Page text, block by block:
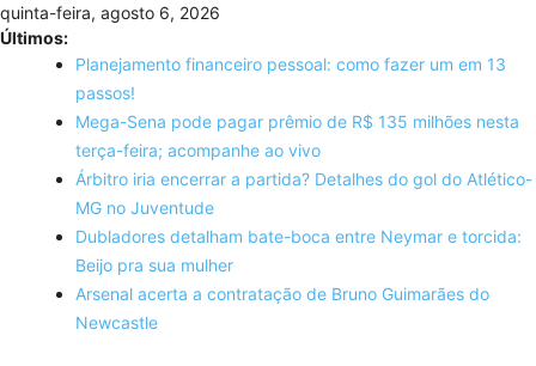
Skip
to
content
quinta-feira, agosto 6, 2026
Últimos:
Planejamento financeiro pessoal: como fazer um em 13
passos!
Mega-Sena pode pagar prêmio de R$ 135 milhões nesta
terça-feira; acompanhe ao vivo
Árbitro iria encerrar a partida? Detalhes do gol do Atlético-
MG no Juventude
Dubladores detalham bate-boca entre Neymar e torcida:
Beijo pra sua mulher
Arsenal acerta a contratação de Bruno Guimarães do
Newcastle